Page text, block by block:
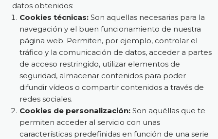
datos obtenidos:
Cookies técnicas: Son aquellas necesarias para la
navegación y el buen funcionamiento de nuestra
página web. Permiten, por ejemplo, controlar el
tráfico y la comunicación de datos, acceder a partes
de acceso restringido, utilizar elementos de
seguridad, almacenar contenidos para poder
difundir vídeos o compartir contenidos a través de
redes sociales.
Cookies de personalización: Son aquéllas que te
permiten acceder al servicio con unas
características predefinidas en función de una serie